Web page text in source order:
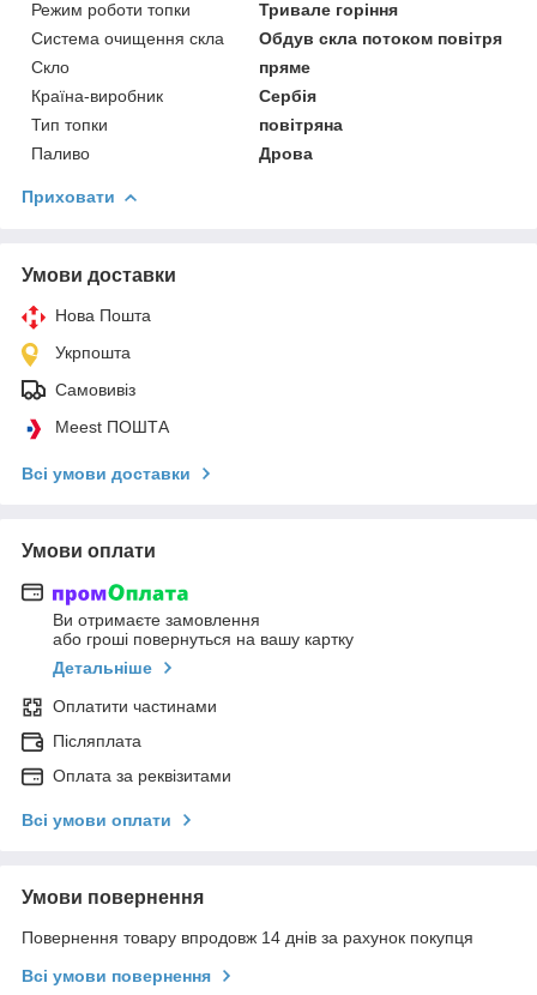
Режим роботи топки
Тривале горіння
Система очищення скла
Обдув скла потоком повітря
Скло
пряме
Країна-виробник
Сербія
Тип топки
повітряна
Паливо
Дрова
Приховати
Умови доставки
Нова Пошта
Укрпошта
Самовивіз
Meest ПОШТА
Всі умови доставки
Умови оплати
Ви отримаєте замовлення
або гроші повернуться на вашу картку
Детальніше
Оплатити частинами
Післяплата
Оплата за реквізитами
Всі умови оплати
Умови повернення
Повернення товару впродовж 14 днів за рахунок покупця
Всі умови повернення